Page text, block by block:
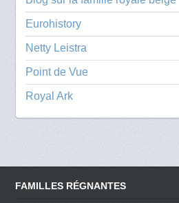
Eurohistory
Netty Leistra
Point de Vue
Royal Ark
FAMILLES RÉGNANTES